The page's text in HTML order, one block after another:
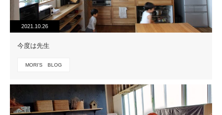
2021.10.26
今度は先生
MORI'S BLOG